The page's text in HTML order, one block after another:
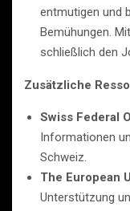
entmutigen und
Bemühungen.
schließlich den
Zusätzliche
Swiss Federal
Informationen
Schweiz.
The European
Unterstützung